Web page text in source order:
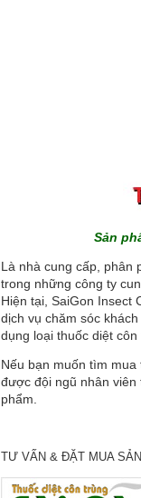
Sản
Là nhà cung cấp, phân
trong những công ty
Hiện tại, SaiGon Insect
dịch vụ chăm sóc
dụng loại thuốc diệt côn
Nếu bạn muốn tìm
được đội ngũ nhân
phẩm.
TƯ VẤN & ĐẶT MUA